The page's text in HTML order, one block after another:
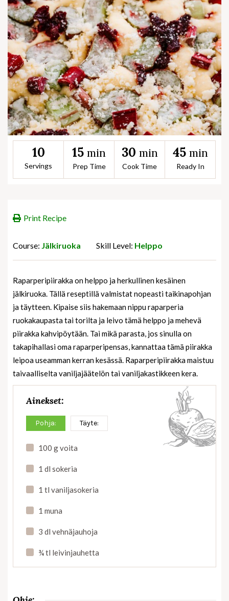
10
Servings
15 min
Prep Time
30 min
Cook Time
45 min
Ready In
Print Recipe
Course: Jälkiruoka Skill Level: Helppo
Raparperipiirakka on helppo ja herkullinen kesäinen
jälkiruoka. Tällä reseptillä valmistat nopeasti taikinapohjan
ja täytteen. Kipaise siis hakemaan nippu raparperia
ruokakaupasta tai torilta ja leivo tämä helppo ja mehevä
piirakka kahvipöytään. Tai mikä parasta, jos sinulla on
takapihallasi oma raparperipensas, kannattaa tämä piirakka
leipoa useamman kerran kesässä. Raparperipiirakka maistuu
taivaalliselta vaniljajäätelön tai vaniljakastikkeen kera.
Ainekset:
Pohja: Täyte:
100 g voita
1 dl sokeria
1 tl vaniljasokeria
1 muna
3 dl vehnäjauhoja
¾ tl leivinjauhetta